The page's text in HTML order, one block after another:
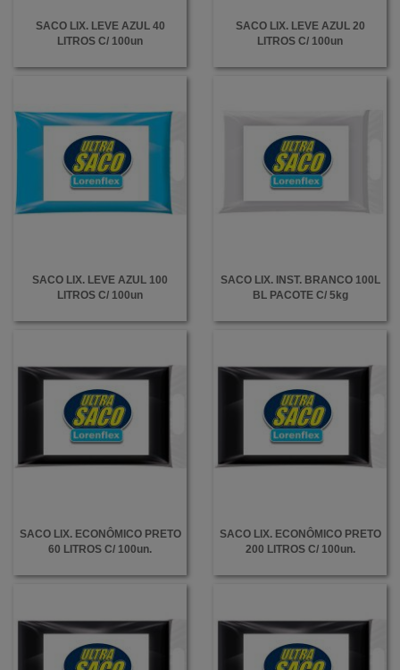
SACO LIX. LEVE AZUL 40
LITROS C/ 100un
SACO LIX. LEVE AZUL 20
LITROS C/ 100un
SACO LIX. LEVE AZUL 100
LITROS C/ 100un
SACO LIX. INST. BRANCO 100L
BL PACOTE C/ 5kg
SACO LIX. ECONÔMICO PRETO
60 LITROS C/ 100un.
SACO LIX. ECONÔMICO PRETO
200 LITROS C/ 100un.